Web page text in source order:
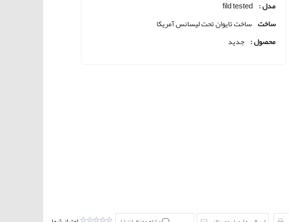
مدل : fild tested
ساخت ساخت تایوان تحت لیسانس آمریکا
محصول : جدید